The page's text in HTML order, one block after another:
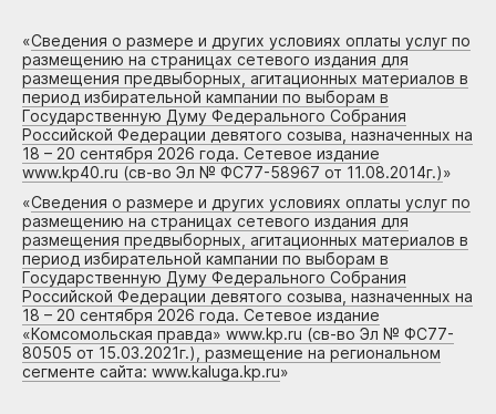
«Сведения о размере и других условиях оплаты услуг по
размещению на страницах сетевого издания для
размещения предвыборных, агитационных материалов в
период избирательной кампании по выборам в
Государственную Думу Федерального Собрания
Российской Федерации девятого созыва, назначенных на
18 – 20 сентября 2026 года. Сетевое издание
www.kp40.ru (св-во Эл № ФС77-58967 от 11.08.2014г.)»
«Сведения о размере и других условиях оплаты услуг по
размещению на страницах сетевого издания для
размещения предвыборных, агитационных материалов в
период избирательной кампании по выборам в
Государственную Думу Федерального Собрания
Российской Федерации девятого созыва, назначенных на
18 – 20 сентября 2026 года. Сетевое издание
«Комсомольская правда» www.kp.ru (св-во Эл № ФС77-
80505 от 15.03.2021г.), размещение на региональном
сегменте сайта: www.kaluga.kp.ru»